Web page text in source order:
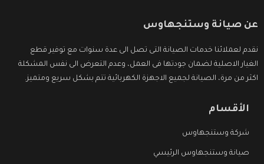
عن صيانة وستنجهاوس
نقدم لعملائنا خدمات الصيانة التى تصل الى عدة سنوات مع توفير قطع
الغيار الاصلية لضمان جودتها فى العمل، وعدم التعرض الى نفس المشكلة
اكثر من مرة، الصيانة لجميع الاجهزة الكهربائية تتم بشكل سريع ومتميز.
الأقسام
شركة وستنجهاوس
صيانة وستنجهاوس الرئيسي